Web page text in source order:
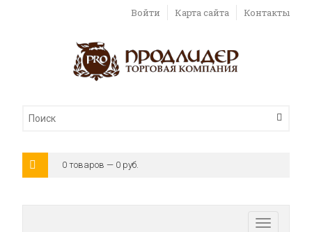
Войти Карта сайта Контакты
0 товаров — 0 руб.
Toggle